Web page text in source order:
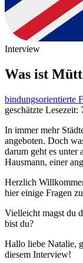
Interview
Was ist
bindungsorientierte
geschätzte Lesezeit:
In immer mehr
angeboten. Doch
darum geht es unter
Hausmann, einer
Herzlich
hier einige Fragen
Vielleicht magst du
bist du?
Hallo liebe Natalie,
diesem Interview!